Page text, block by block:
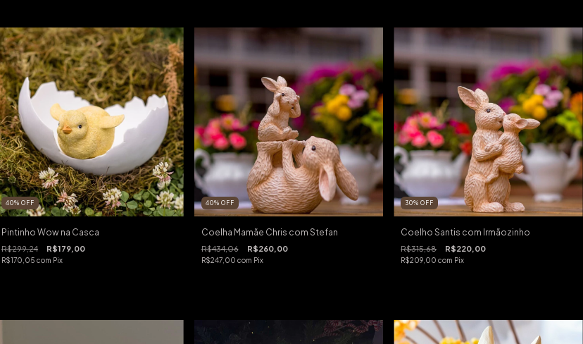
40% OFF
Pintinho Wow na Casca
R$299,24 R$179,00
R$170,05 com Pix
40% OFF
Coelha Mamãe Chris com Stefan
R$434,06 R$260,00
R$247,00 com Pix
30%OFF
Coelho Santis com Irmãozinho
R$315,68 R$220,00
R$209,00com Pix